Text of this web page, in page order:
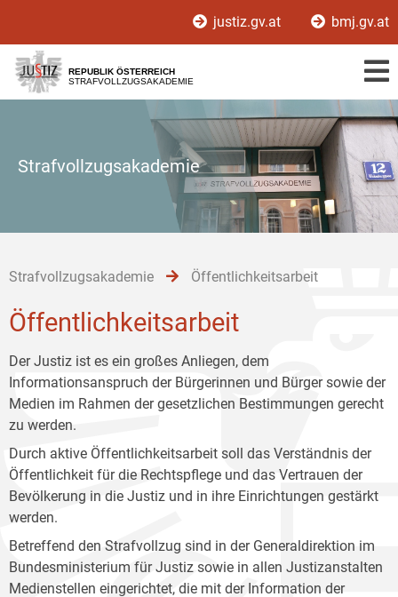
[1]
[2]
[3]
justiz.gv.at bmj.gv.at
REPUBLIK ÖSTERREICH
STRAFVOLLZUGSAKADEMIE
Strafvollzugsakademie
Strafvollzugsakademie Öffentlichkeitsarbeit
Öffentlichkeitsarbeit
Der Justiz ist es ein großes Anliegen, dem
Informationsanspruch der Bürgerinnen und Bürger sowie der
Medien im Rahmen der gesetzlichen Bestimmungen gerecht
zu werden.
Durch aktive Öffentlichkeitsarbeit soll das Verständnis der
Öffentlichkeit für die Rechtspflege und das Vertrauen der
Bevölkerung in die Justiz und in ihre Einrichtungen gestärkt
werden.
Betreffend den Strafvollzug sind in der Generaldirektion im
Bundesministerium für Justiz sowie in allen Justizanstalten
Medienstellen eingerichtet, die mit der Information der